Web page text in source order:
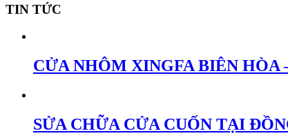
TIN TỨC
CỬA NHÔM XINGFA BIÊN
SỬA CHỮA CỬA CUỐN TẠI